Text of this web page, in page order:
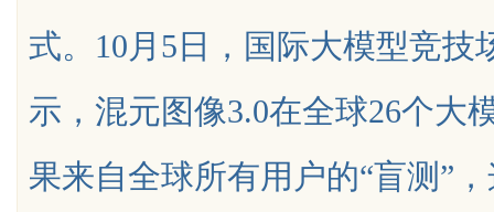
uz
式。10月5日，国际大模型竞技
示，混元图像3.0在全球26个大
果来自全球所有用户的“盲测”
期缓过来？老中医：一张辨证方
症，身体找回津液